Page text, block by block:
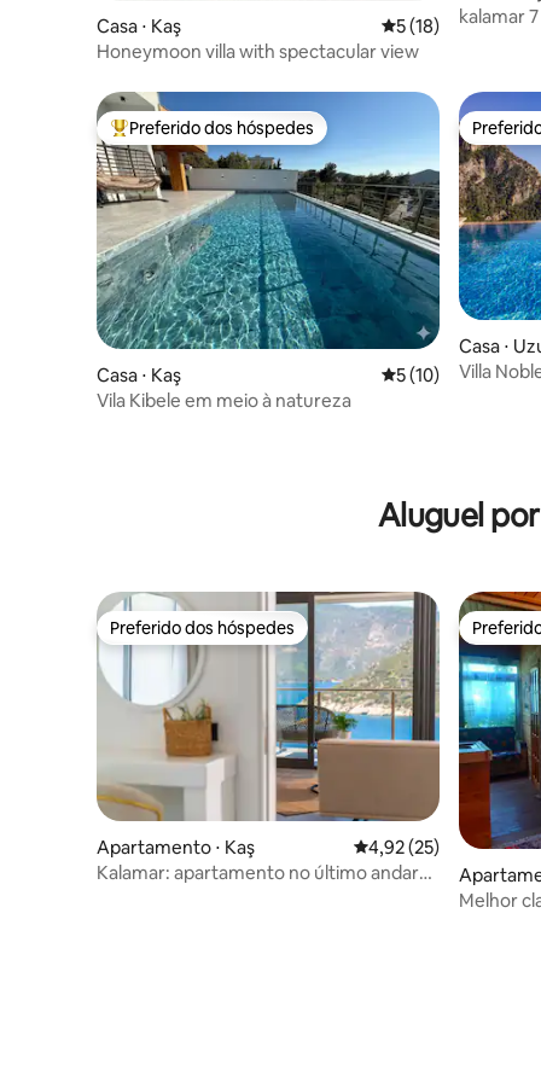
Casa ⋅ Kaş 5 de uma avaliação
5 (18)
Honeymoon villa with spectacular view
kalamar 7
Entre os melhores preferidos dos hóspedes
Preferido dos hóspedes
Casa ⋅ Kaş 5 de uma avaliação
5 (10)
Vila Kibele em meio à natureza
Casa ⋅
Villa
Aluguel
Preferido dos hóspedes
Preferido dos hóspedes
Apartamento ⋅ Kaş 4,92 de uma
4,92 (25)
Kalamar: apartamento no último andar
Melhor